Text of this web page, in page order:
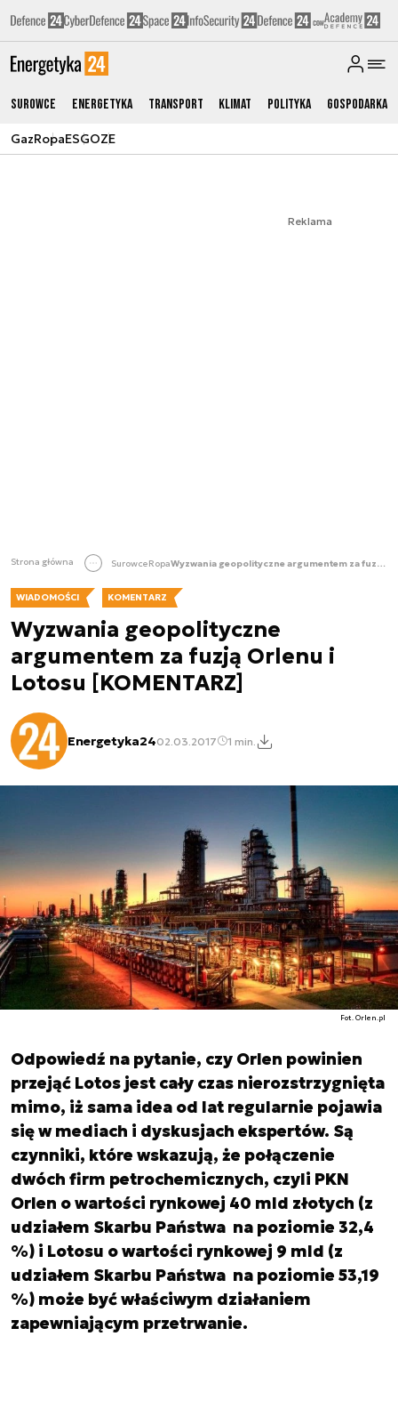
Surowce Energetyka Transport Klimat Polityka Gospodarka
GazRopaESGOZE
Reklama
Strona główna SurowceRopa Wyzwania geopolityczne argumentem za fuzją Orlenu i Lotosu [KOMENTARZ]
WIADOMOŚCI KOMENTARZ
Wyzwania geopolityczne
argumentem za fuzją Orlenu i
Lotosu [KOMENTARZ]
Energetyka2402.03.2017 1 min.
Fot. Orlen.pl
Odpowiedź na pytanie, czy Orlen powinien
przejąć Lotos jest cały czas nierozstrzygnięta
mimo, iż sama idea od lat regularnie pojawia
się w mediach i dyskusjach ekspertów. Są
czynniki, które wskazują, że połączenie
dwóch firm petrochemicznych, czyli PKN
Orlen o wartości rynkowej 40 mld złotych (z
udziałem Skarbu Państwa na poziomie 32,4
%) i Lotosu o wartości rynkowej 9 mld (z
udziałem Skarbu Państwa na poziomie 53,19
%) może być właściwym działaniem
zapewniającym przetrwanie.